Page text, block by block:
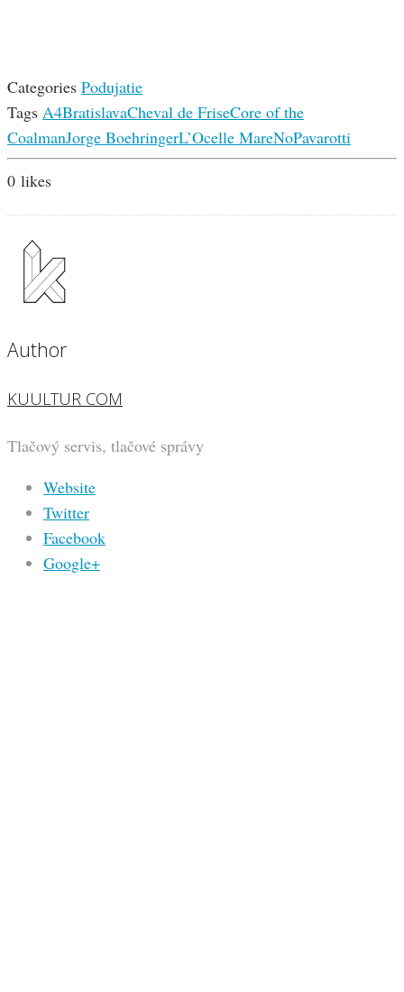
Categories Podujatie
Tags A4BratislavaCheval de FriseCore of the
CoalmanJorge BoehringerL’Ocelle MareNoPavarotti
0 likes
Author
KUULTUR COM
Tlačový servis, tlačové správy
Website
Twitter
Facebook
Google+